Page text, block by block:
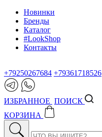
Новинки
Бренды
Каталог
#LookShop
Контакты
+79250267684 +79361718526
ИЗБРАННОЕ ПОИСК
КОРЗИНА